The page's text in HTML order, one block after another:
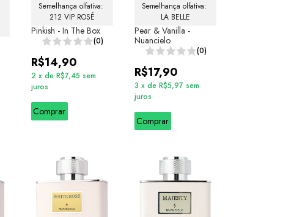
Semelhança olfativa:
212 VIP ROSÉ
Pinkish - In The Box
(0)
R$14,90
2 x de R$7,45 sem
juros
Comprar
Semelhança olfativa:
LA BELLE
Pear & Vanilla -
Nuancielo
(0)
R$17,90
3 x de R$5,97 sem
juros
Comprar